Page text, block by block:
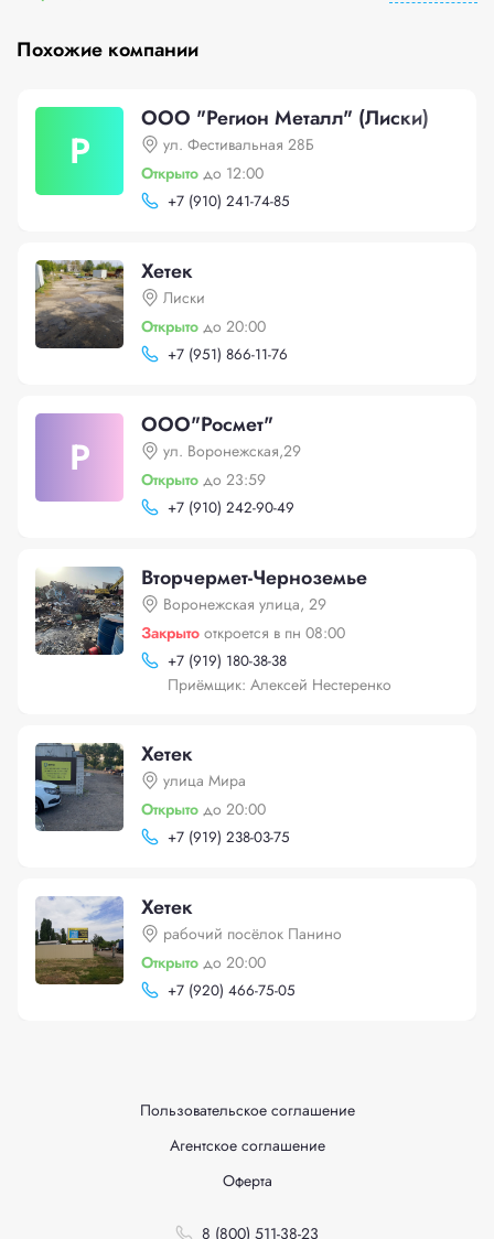
Похожие компании
Р
ООО "Регион Металл" (Лиски)
ул. Фестивальная 28Б
Открыто до 12:00
+7 (910) 241-74-85
Хетек
Лиски
Открыто до 20:00
+7 (951) 866-11-76
Р
ООО"Росмет"
ул. Воронежская,29
Открыто до 23:59
+7 (910) 242-90-49
Вторчермет-Черноземье
Воронежская улица, 29
Закрыто откроется в пн 08:00
+7 (919) 180-38-38
Приёмщик: Алексей Нестеренко
Хетек
улица Мира
Открыто до 20:00
+7 (919) 238-03-75
Хетек
рабочий посёлок Панино
Открыто до 20:00
+7 (920) 466-75-05
Пользовательское соглашение
Агентское соглашение
Оферта
8 (800) 511-38-23